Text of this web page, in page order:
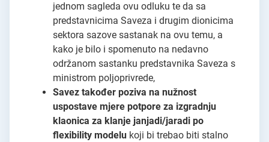
jednom sagleda ovu odluku te da sa
predstavnicima Saveza i drugim dionicima
sektora sazove sastanak na ovu temu, a
kako je bilo i spomenuto na nedavno
održanom sastanku predstavnika Saveza s
ministrom poljoprivrede,
Savez također poziva na nužnost
uspostave mjere potpore za izgradnju
klaonica za klanje janjadi/jaradi po
flexibility modelu koji bi trebao biti stalno